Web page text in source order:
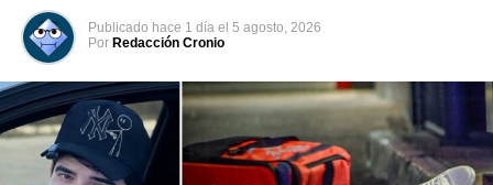
siniestro permanecen bajo investigación.
Comparte esto:
Facebook
Publicado hace 1 día el 5 agosto, 2026
Por Redacción Cronio